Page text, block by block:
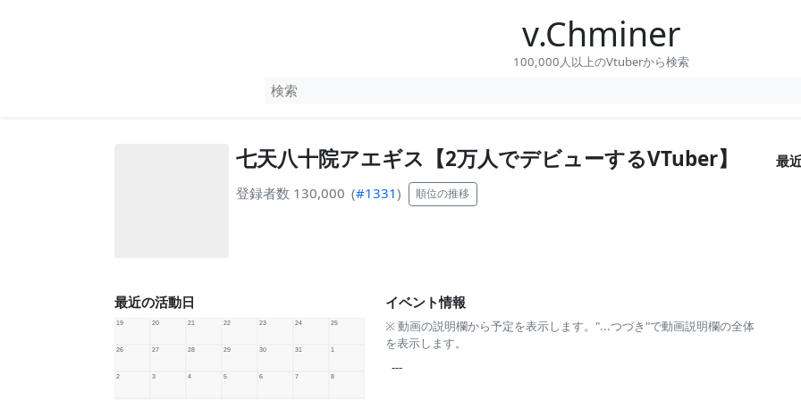
v.Chminer
100,000人以上のVtuberから検索
七天八十院アエギス【2万人でデビューするVTuber】
登録者数 130,000 (#1331) 順位の推移
最近の活動日 イベント情報
※ 動画の説明欄から予定を表示します。"...つづき"で動画説明欄の全体
を表示します。
---
最